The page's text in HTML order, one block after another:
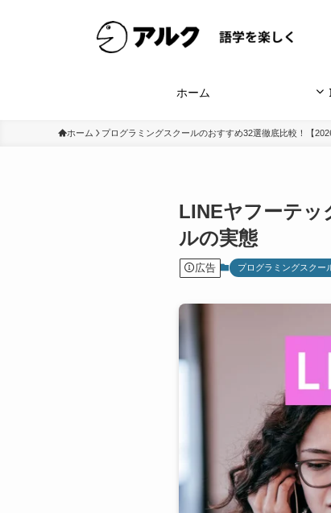
ホーム
ホーム プログラミングスクールのおすすめ32選徹底比較！【
LINEヤフーテッ
ルの実態
広告 プログラミングスクー